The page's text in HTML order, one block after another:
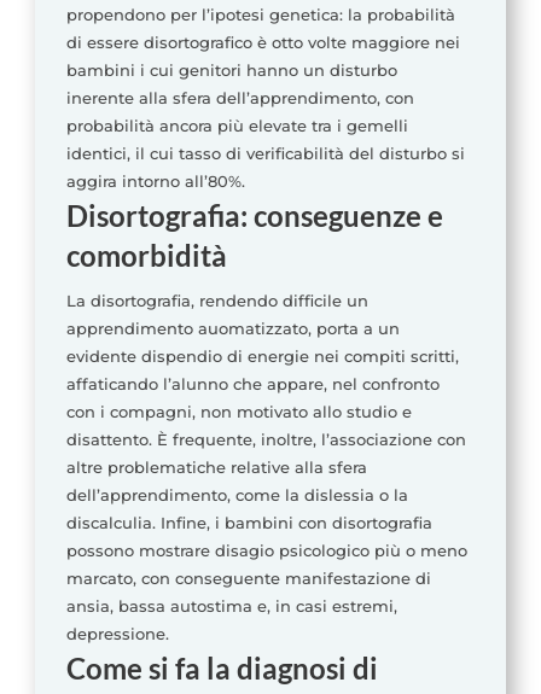
propendono per l’ipotesi genetica: la probabilità
di essere disortografico è otto volte maggiore nei
bambini i cui genitori hanno un disturbo
inerente alla sfera dell’apprendimento, con
probabilità ancora più elevate tra i gemelli
identici, il cui tasso di verificabilità del disturbo si
aggira intorno all’80%.
Disortografia: conseguenze e
comorbidità
La disortografia, rendendo difficile un
apprendimento auomatizzato, porta a un
evidente dispendio di energie nei compiti scritti,
affaticando l’alunno che appare, nel confronto
con i compagni, non motivato allo studio e
disattento. È frequente, inoltre, l’associazione con
altre problematiche relative alla sfera
dell’apprendimento, come la dislessia o la
discalculia. Infine, i bambini con disortografia
possono mostrare disagio psicologico più o meno
marcato, con conseguente manifestazione di
ansia, bassa autostima e, in casi estremi,
depressione.
Come si fa la diagnosi di